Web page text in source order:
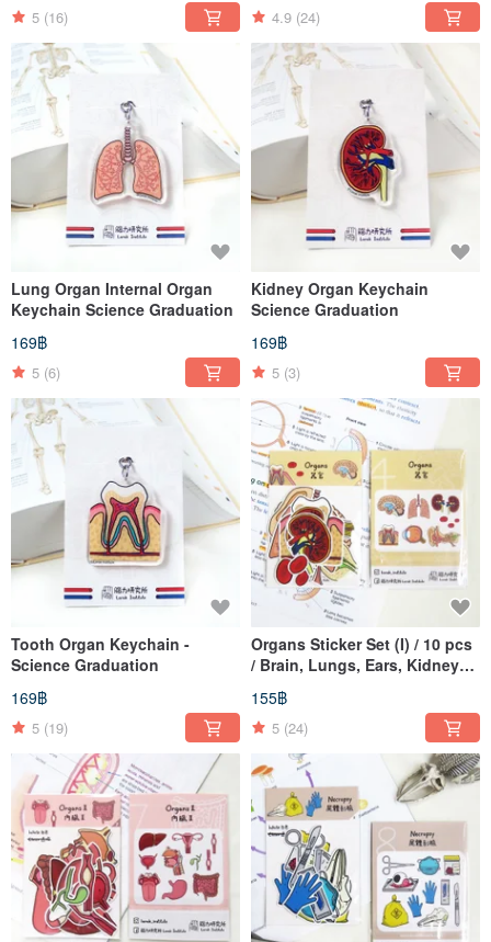
5 (16) 4.9 (24)
Lung Organ Internal Organ
Keychain Science Graduation
169฿
5 (6)
Kidney Organ Keychain
Science Graduation
169฿
5 (3)
Tooth Organ Keychain -
Science Graduation
169฿
5 (19)
Organs Sticker Set (I) / 10 pcs
/ Brain, Lungs, Ears, Kidneys,
Teeth, Eyes
155฿
5 (24)